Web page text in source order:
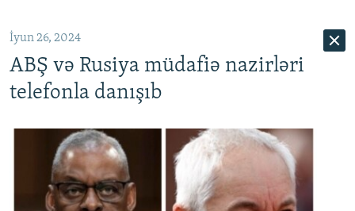
qayıt
Axtarışa
#ƏSLINDƏ
FƏRQƏ BAX
ARAŞDIRMA
MULTIMEDIA
VIDEO
RADIO ARXIV
İyun 26, 2024
ABŞ və Rusiya müdafiə nazirləri
telefonla danışıb